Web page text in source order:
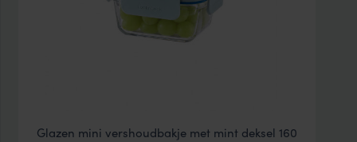
Glazen mini vershoudbakje met mint deksel 160